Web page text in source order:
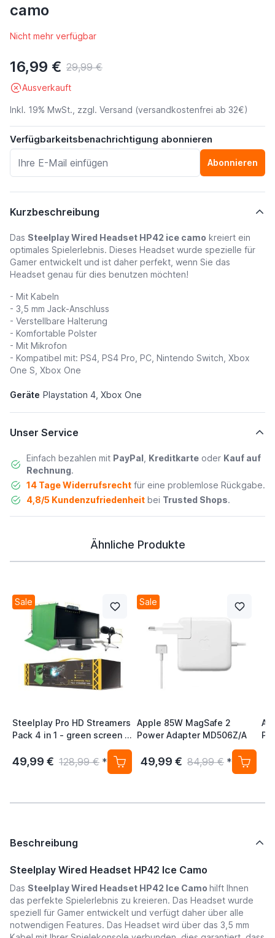
camo
Nicht mehr verfügbar
16,99 € 29,99 €
Ausverkauft
Inkl. 19% MwSt., zzgl. Versand (versandkostenfrei ab 32€)
Verfügbarkeitsbenachrichtigung abonnieren
Abonnieren
Kurzbeschreibung
Das Steelplay Wired Headset HP42 ice camo kreiert ein
optimales Spielerlebnis. Dieses Headset wurde spezielle für
Gamer entwickelt und ist daher perfekt, wenn Sie das
Headset genau für dies benutzen möchten!
- Mit Kabeln
- 3,5 mm Jack-Anschluss
- Verstellbare Halterung
- Komfortable Polster
- Mit Mikrofon
- Kompatibel mit: PS4, PS4 Pro, PC, Nintendo Switch, Xbox
One S, Xbox One
Geräte Playstation 4, Xbox One
Unser Service
Einfach bezahlen mit PayPal Kreditkarteoder Kauf auf
Rechnung.
14 Tage Widerrufsrechtfür eine problemlose Rückgabe.
4,8/5 Kundenzufriedenheitbei Trusted Shops.
Ähnliche Produkte
Sale
Steelplay Pro HD Streamers
Pack 4 in 1 - green screen 2
49,99 € 128,99 € *
Sale
Apple 85W MagSafe 2
Power Adapter MD506Z/A
49,99 € 84,99 € *
Beschreibung
Steelplay Wired Headset HP42 Ice Camo
Das Steelplay Wired Headset HP42 Ice Camo hilft Ihnen
das perfekte Spielerlebnis zu kreieren. Das Headset wurde
speziell für Gamer entwickelt und verfügt daher über alle
notwendigen Features. Das Headset wird über das 3,5 mm